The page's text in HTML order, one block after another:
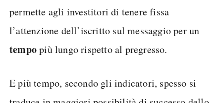
permette agli investitori di tenere fissa
l’attenzione dell’iscritto sul messaggio per un
tempopiù lungo rispetto al pregresso.
E più tempo, secondo gli indicatori, spesso si